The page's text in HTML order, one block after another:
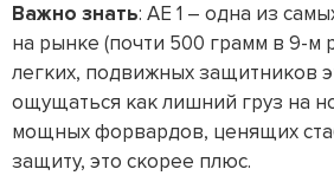
Важно знать: AE 1 – одна из
на рынке (почти 500 грамм в 9-м
легких, подвижных защитников
ощущаться как лишний груз на
мощных форвардов, ценящих
защиту, это скорее плюс.